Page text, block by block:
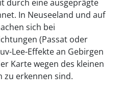
durch eine ausgeprägte
In Neuseeland und auf
sich bei
(Passat oder
Lee-Effekte an Gebirgen
Karte wegen des kleinen
zu erkennen sind.